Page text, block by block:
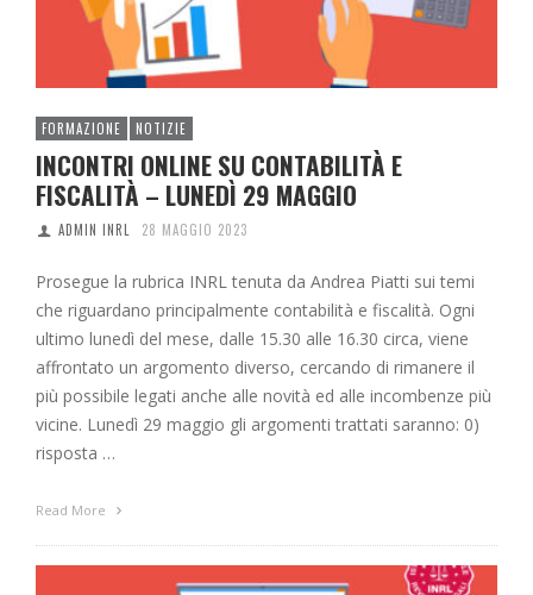
FORMAZIONE NOTIZIE
INCONTRI ONLINE SU CONTABILITÀ E
FISCALITÀ – LUNEDÌ 29 MAGGIO
ADMIN INRL 28 MAGGIO 2023
Prosegue la rubrica INRL tenuta da Andrea Piatti sui temi
che riguardano principalmente contabilità e fiscalità. Ogni
ultimo lunedì del mese, dalle 15.30 alle 16.30 circa, viene
affrontato un argomento diverso, cercando di rimanere il
più possibile legati anche alle novità ed alle incombenze più
vicine. Lunedì 29 maggio gli argomenti trattati saranno: 0)
risposta …
Read More